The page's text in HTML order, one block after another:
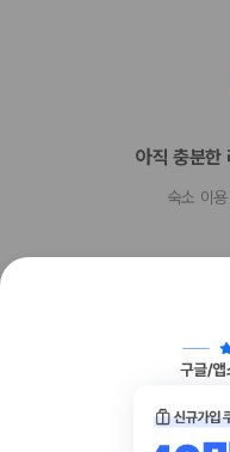
뷔페아침 식사 요금: 성인
추가 요금 지불 시 늦은 체
위 목록에 명시되지 않은 다른
현장 결제 유형 및 수단
JCB International
아직 충분한
숙소 이
함께 가는 친